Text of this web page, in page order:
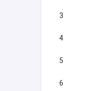
3
4
5
6